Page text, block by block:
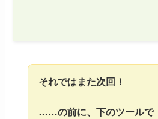
それではまた次回！
……の前に、下のツールで